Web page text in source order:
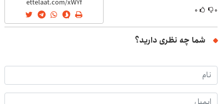
۰ ۰
شما چه نظری دارید؟